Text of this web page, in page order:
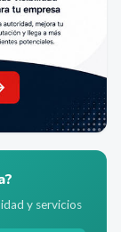
y servicios